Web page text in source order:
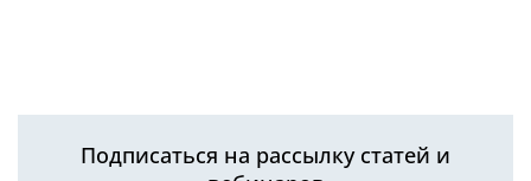
Подписаться на рассылку статей и